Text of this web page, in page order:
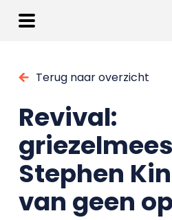
Terug naar overzicht
Revival:
Stephen
van geen